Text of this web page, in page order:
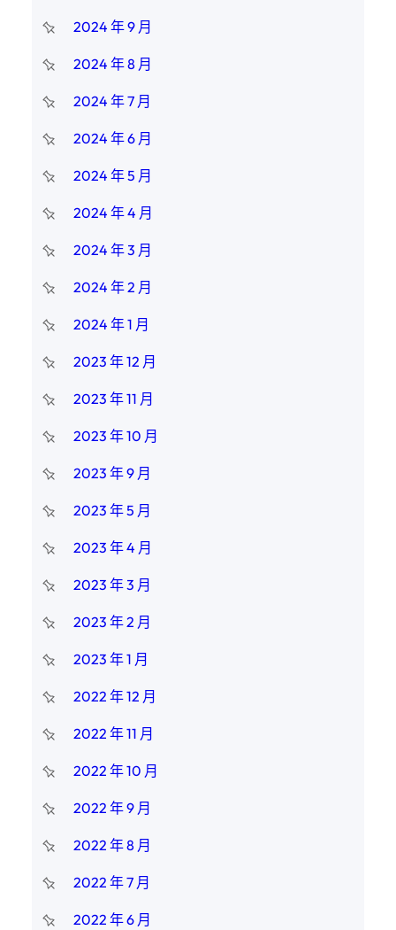
2024 年 9 月
2024 年 8 月
2024 年 7 月
2024 年 6 月
2024 年 5 月
2024 年 4 月
2024 年 3 月
2024 年 2 月
2024 年 1 月
2023 年 12 月
2023 年 11 月
2023 年 10 月
2023 年 9 月
2023 年 5 月
2023 年 4 月
2023 年 3 月
2023 年 2 月
2023 年 1 月
2022 年 12 月
2022 年 11 月
2022 年 10 月
2022 年 9 月
2022 年 8 月
2022 年 7 月
2022 年 6 月